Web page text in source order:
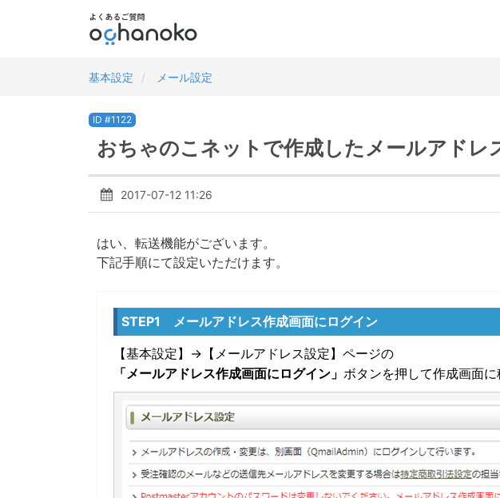
基本設定 メール設定
ID #1122
おちゃのこネットで作成したメールアド
2017-07-12 11:26
はい、転送機能がございます。
下記手順にて設定いただけます。
STEP1 メールアドレス作成画面にログイン
【基本設定】→【メールアドレス設定】ページの
「メールアドレス作成画面にログイン」 ボタンを押して作成画面に